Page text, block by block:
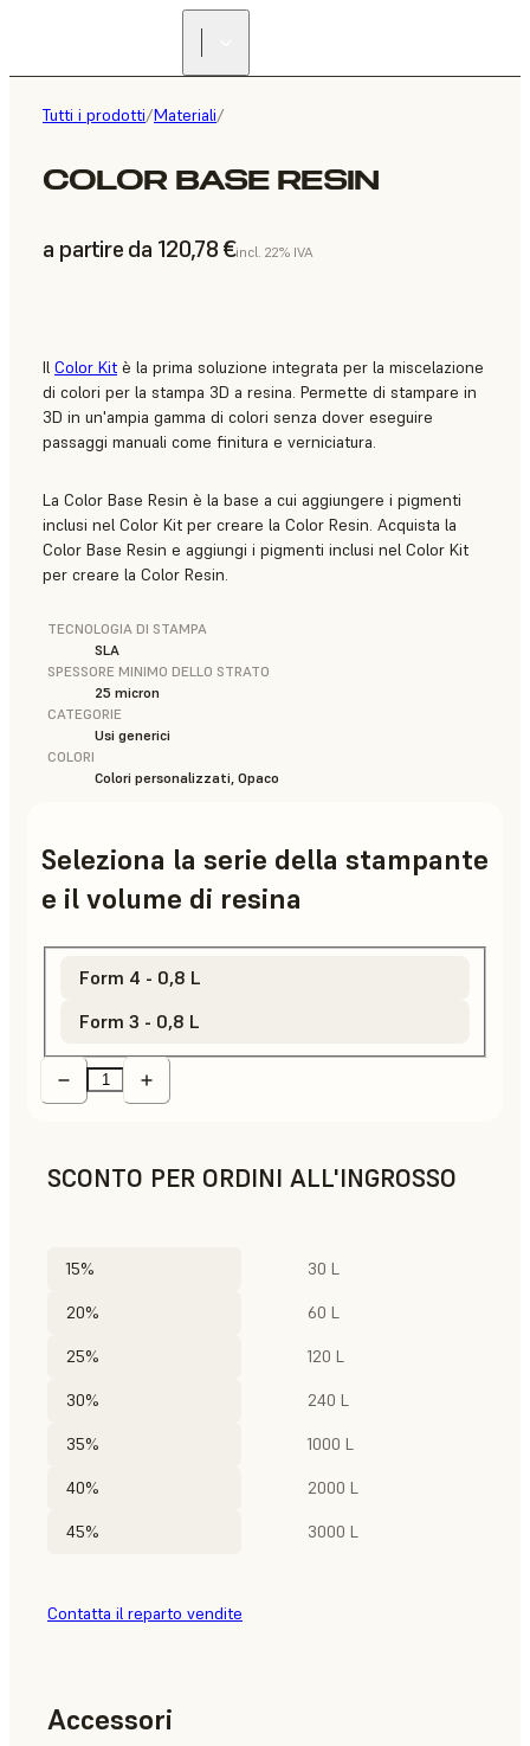
Tutti i prodotti/Materiali/
COLOR BASE RESIN
a partire da 120,78 €incl. 22% IVA
Il Color Kit è la prima soluzione integrata per la miscelazione
di colori per la stampa 3D a resina. Permette di stampare in
3D in un'ampia gamma di colori senza dover eseguire
passaggi manuali come finitura e verniciatura.
La Color Base Resin è la base a cui aggiungere i pigmenti
inclusi nel Color Kit per creare la Color Resin. Acquista la
Color Base Resin e aggiungi i pigmenti inclusi nel Color Kit
per creare la Color Resin.
TECNOLOGIA DI STAMPA
SLA
SPESSORE MINIMO DELLO STRATO
25 micron
CATEGORIE
Usi generici
COLORI
Colori personalizzati, Opaco
Seleziona la serie della stampante
e il volume di resina
Form 4 - 0,8 L
Form 3 - 0,8 L
SCONTO PER ORDINI ALL'INGROSSO
15% 30 L
20% 60 L
25% 120 L
30% 240 L
35% 1000 L
40% 2000 L
45% 3000 L
Contatta il reparto vendite
Accessori